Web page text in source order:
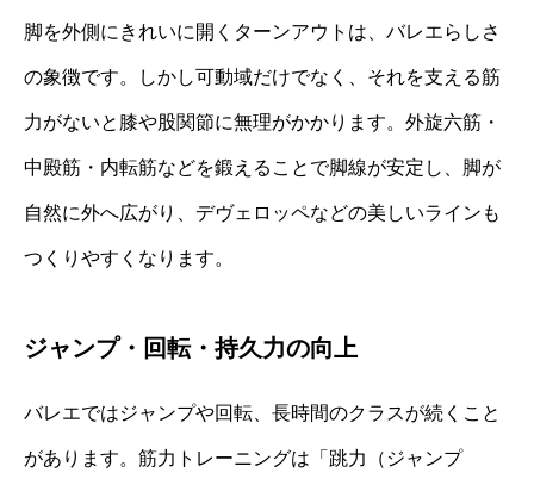
脚を外側にきれいに開くターンアウトは、バレエらしさ
の象徴です。しかし可動域だけでなく、それを支える筋
力がないと膝や股関節に無理がかかります。外旋六筋・
中殿筋・内転筋などを鍛えることで脚線が安定し、脚が
自然に外へ広がり、デヴェロッペなどの美しいラインも
つくりやすくなります。
ジャンプ・回転・持久力の向上
バレエではジャンプや回転、長時間のクラスが続くこと
があります。筋力トレーニングは「跳力（ジャンプ